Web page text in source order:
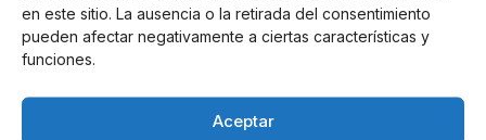
en este sitio. La ausencia o la retirada del consentimiento
pueden afectar negativamente a ciertas características y
funciones.
Aceptar
pd, todas las unidades de VaporMax se fabrican en
Beaverton, Oregón, Estados Unidos.